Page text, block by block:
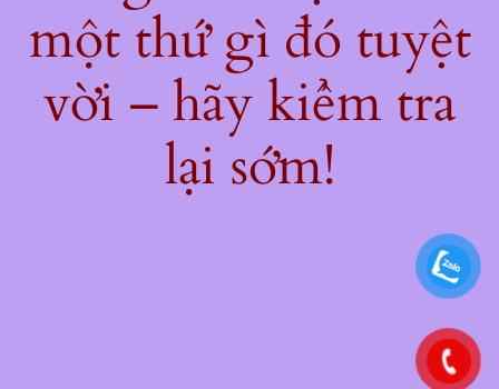
một thứ gì đó tuyệt
vời – hãy kiểm tra
lại sớm!